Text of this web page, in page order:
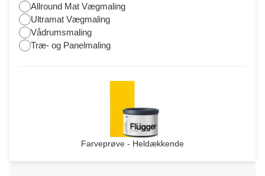
Allround Mat Vægmaling
Ultramat Vægmaling
Vådrumsmaling
Træ- og Panelmaling
Farveprøve - Heldækkende